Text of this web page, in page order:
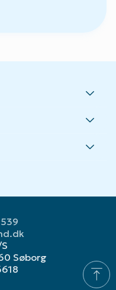
Søborg
vertical_align_topGå